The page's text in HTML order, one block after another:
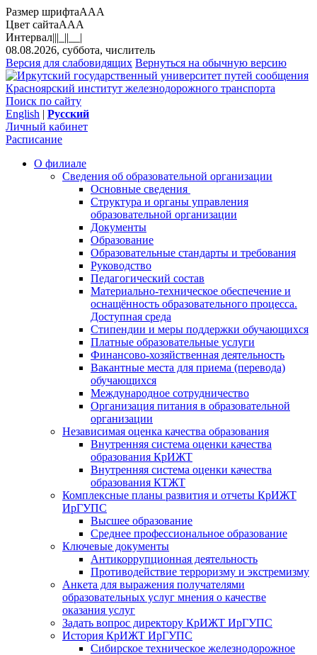
Размер шрифтаAAA
Цвет сайтаAAA
Интервал|||_||__|
08.08.2026, суббота, числитель
Версия для слабовидящих Вернуться на обычную версию
Красноярский институт железнодорожного транспорта
Поиск по сайту
English | Русский
Личный кабинет
Расписание
О филиале
Сведения об образовательной организации
Основные сведения
Структура и органы управления
образовательной организации
Документы
Образование
Образовательные стандарты и требования
Руководство
Педагогический состав
Материально-техническое обеспечение и
оснащённость образовательного процесса.
Доступная среда
Стипендии и меры поддержки обучающихся
Платные образовательные услуги
Финансово-хозяйственная деятельность
Вакантные места для приема (перевода)
обучающихся
Международное сотрудничество
Организация питания в образовательной
организации
Независимая оценка качества образования
Внутренняя система оценки качества
образования КрИЖТ
Внутренняя система оценки качества
образования КТЖТ
Комплексные планы развития и отчеты КрИЖТ
ИрГУПС
Высшее образование
Среднее профессиональное образование
Ключевые документы
Антикоррупционная деятельность
Противодействие терроризму и экстремизму
Анкета для выражения получателями
образовательных услуг мнения о качестве
оказания услуг
Задать вопрос директору КрИЖТ ИрГУПС
История КрИЖТ ИрГУПС
Сибирское техническое железнодорожное